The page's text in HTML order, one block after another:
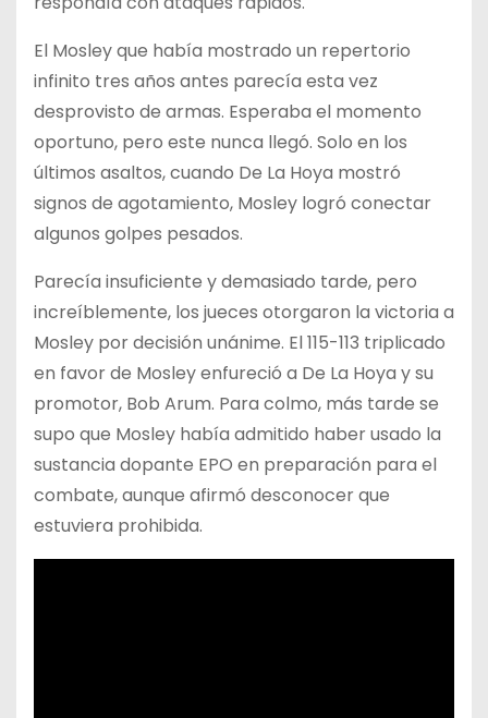
El Mosley que había mostrado un repertorio
infinito tres años antes parecía esta vez
desprovisto de armas. Esperaba el momento
oportuno, pero este nunca llegó. Solo en los
últimos asaltos, cuando De La Hoya mostró
signos de agotamiento, Mosley logró conectar
algunos golpes pesados.
Parecía insuficiente y demasiado tarde, pero
increíblemente, los jueces otorgaron la victoria a
Mosley por decisión unánime. El 115-113 triplicado
en favor de Mosley enfureció a De La Hoya y su
promotor, Bob Arum. Para colmo, más tarde se
supo que Mosley había admitido haber usado la
sustancia dopante EPO en preparación para el
combate, aunque afirmó desconocer que
estuviera prohibida.